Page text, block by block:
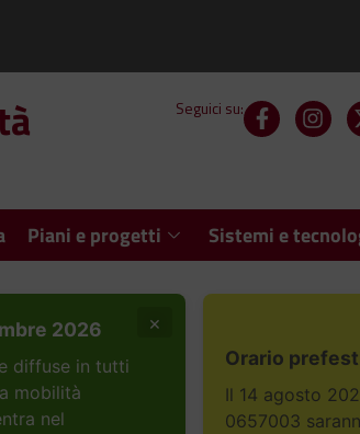
Seguici su:
Piani e progetti Sistemi e
2026
diffuse in tutti
mobilità
nel
×
Orario
Il 14 agosto
0657003